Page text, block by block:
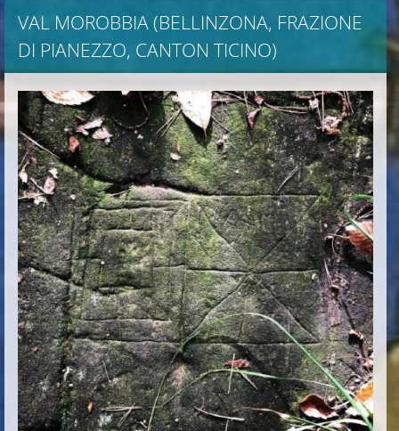
VAL MOROBBIA (BELLINZONA, FRAZIONE
DI PIANEZZO, CANTON TICINO)